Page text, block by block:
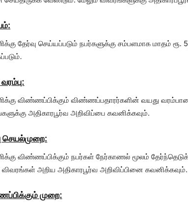
தேர்வு செய்யப்படும் நபர்களுக்கு சம்பளமாக மாதம்
விண்ணப்பிக்கும் விண்ணப்பதாரர்களின் வயது
அதிகாரபூர்வ அறிவிப்பை கவனிக்கவும்.
செயல்முறை:
விண்ணப்பிக்கும் நபர்கள் நேர்காணல் மூலம்
விவரங்கள் அறிய அதிகாரபூர்வ அறிவிப்பினை கவனிக்கவும்.
முறை: